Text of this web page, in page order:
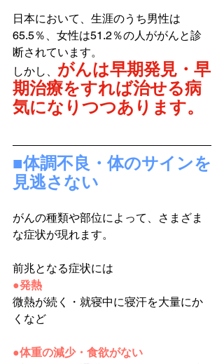
日本において、生涯のうち男性は
65.5％、女性は51.2％の人ががんと診
断されています。
しかし、 がんは早期発見・早
期治療をすれば治せる病
気になりつつあります。
■体調不良・体のサインを
見逃さない
がんの種類や部位によって、さまざま
な症状が現れます。
前兆となる症状には
●発熱
微熱が続く・就寝中に寝汗を大量にか
くなど
●体重の減少・食欲がない